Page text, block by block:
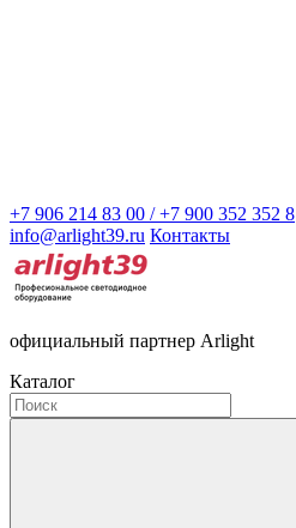
+7 906 214 83 00 / +7 900 352 352 8
info@arlight39.ru Контакты
официальный партнер Arlight
Каталог